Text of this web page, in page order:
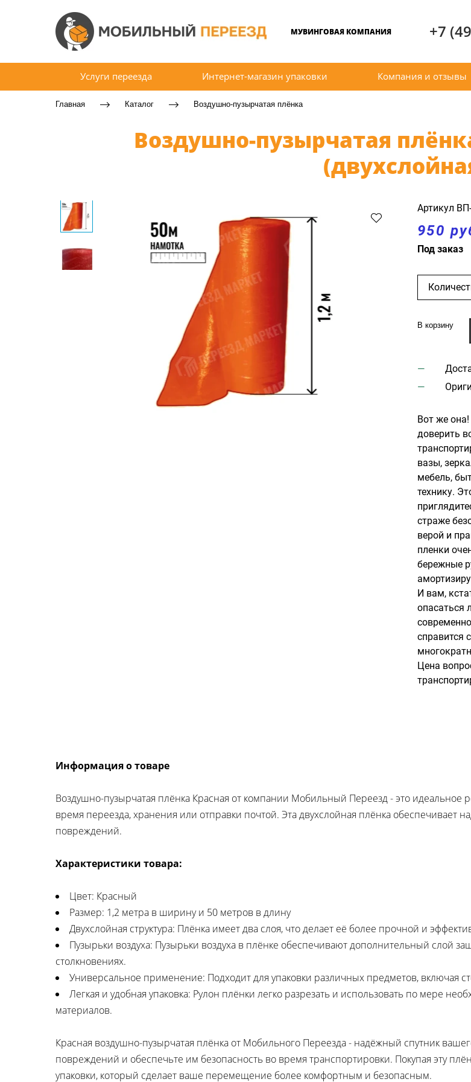
МУВИНГОВАЯ КОМПАНИЯ +7
Услуги переезда Интернет-магазин упаковки Компания и отзывы
Главная Каталог Воздушно-пузырчатая плёнка
Воздушно-пузырчатая
Артикул
950
Под заказ
В корзину
Вот же
доверить
вазы,
мебель,
технику.
страже
верой и
пленки
бережные
И вам,
опасаться
справится
Цена
Информация о товаре
Воздушно-пузырчатая плёнка Красная от компании Мобильный Переезд - это
время переезда, хранения или отправки почтой. Эта двухслойная плёнка обеспечивает
повреждений.
Характеристики товара:
Цвет: Красный
Размер: 1,2 метра в ширину и 50 метров в длину
Двухслойная структура: Плёнка имеет два слоя, что делает её более прочной и
Пузырьки воздуха: Пузырьки воздуха в плёнке обеспечивают дополнительный слой
столкновениях.
Универсальное применение: Подходит для упаковки различных предметов, включая
Легкая и удобная упаковка: Рулон плёнки легко разрезать и использовать по мере
материалов.
Красная воздушно-пузырчатая плёнка от Мобильного Переезда - надёжный спутник
повреждений и обеспечьте им безопасность во время транспортировки. Покупая эту
упаковки, который сделает ваше перемещение более комфортным и безопасным.